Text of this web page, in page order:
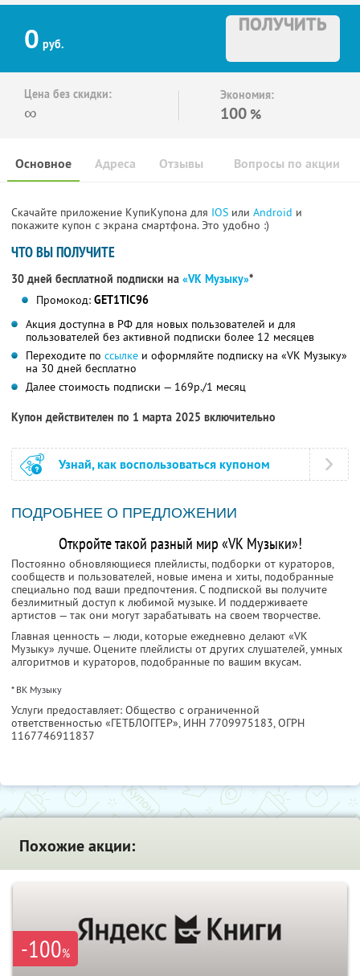
0 руб.
ПОЛУЧИТЬ
Цена без скидки:
∞
Экономия:
100 %
Основное Отзывы Вопросы по акции
Адреса
Скачайте приложение КупиКупона для IOS или Android и
покажите купон с экрана смартфона. Это удобно :)
ЧТО ВЫ ПОЛУЧИТЕ
30 дней бесплатной подписки на «VK Музыку»*
Промокод: GET1TIC96
Акция доступна в РФ для новых пользователей и для
пользователей без активной подписки более 12 месяцев
Переходите по ссылке и оформляйте подписку на «VK Музыку»
на 30 дней бесплатно
Далее стоимость подписки — 169р./1 месяц
Купон действителен по 1 марта 2025 включительно
Узнай, как воспользоваться купоном
ПОДРОБНЕЕ О ПРЕДЛОЖЕНИИ
Откройте такой разный мир «VK Музыки»!
Постоянно обновляющиеся плейлисты, подборки от кураторов,
сообществ и пользователей, новые имена и хиты, подобранные
специально под ваши предпочтения. С подпиской вы получите
безлимитный доступ к любимой музыке. И поддерживаете
артистов — так они могут зарабатывать на своем творчестве.
Главная ценность — люди, которые ежедневно делают «VK
Музыку» лучше. Оцените плейлисты от других слушателей, умных
алгоритмов и кураторов, подобранные по вашим вкусам.
* ВК Музыку
Услуги предоставляет: Общество с ограниченной
ответственностью «ГЕТБЛОГГЕР», ИНН 7709975183, ОГРН
1167746911837
Похожие акции:
-100%